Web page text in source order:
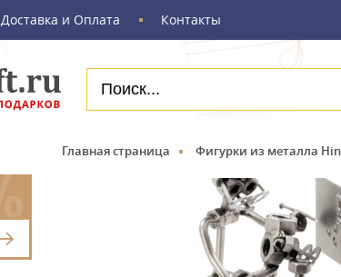
Доставка и Оплата Контакты
Главная страница Фигурки из металла